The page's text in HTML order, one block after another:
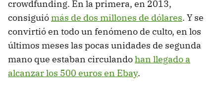
crowdfunding. En la primera, en 2013,
consiguiómás de dos millones de dólares. Y se
convirtió en todo un fenómeno de culto, en los
últimos meses las pocas unidades de segunda
mano que estaban circulandohan llegado a
alcanzar los 500 euros en Ebay.